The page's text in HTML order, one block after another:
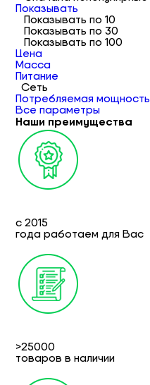
Показывать
Показывать по 10
Показывать по 30
Показывать по 100
Цена
Масса
Питание
Сеть
Потребляемая мощность
Все параметры
Наши преимущества
с 2015
года работаем для Вас
>25000
товаров в наличии